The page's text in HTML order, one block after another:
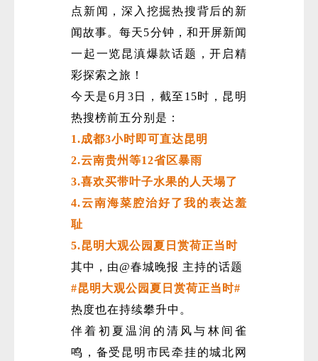
点新闻，深入挖掘热搜背后的新
闻故事。每天5分钟，和开屏新闻
一起一览昆滇爆款话题，开启精
彩探索之旅！
今天是6月3日，截至15时，昆明
热搜榜前五分别是：
1.成都3小时即可直达昆明
2.云南贵州等12省区暴雨
3.喜欢买带叶子水果的人天塌了
4.云南海菜腔治好了我的表达羞
耻
5.昆明大观公园夏日赏荷正当时
其中，由@春城晚报 主持的话题
#昆明大观公园夏日赏荷正当时#
热度也在持续攀升中。
伴着初夏温润的清风与林间雀
鸣，备受昆明市民牵挂的城北网